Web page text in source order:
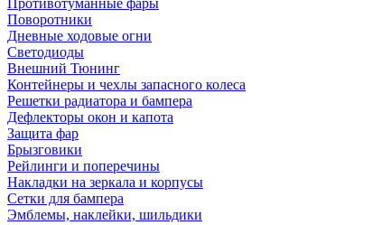
Противотуманные фары
Поворотники
Дневные ходовые огни
Светодиоды
Внешний Тюнинг
Контейнеры и чехлы запасного колеса
Решетки радиатора и бампера
Дефлекторы окон и капота
Защита фар
Брызговики
Рейлинги и поперечины
Накладки на зеркала и корпусы
Сетки для бампера
Эмблемы, наклейки, шильдики